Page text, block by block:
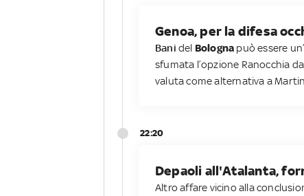
Genoa, per la difesa
Bani del Bologna può essere
sfumata l’opzione Ranocchia
valuta come alternativa a
22:20
Depaoli all'Atalanta,
Altro affare vicino alla